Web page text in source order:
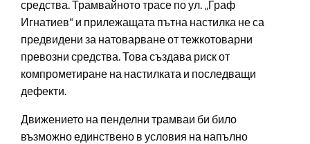
средства. Трамвайното трасе по ул. „Граф
Игнатиев“ и прилежащата пътна настилка не са
предвидени за натоварване от тежкотоварни
превозни средства. Това създава риск от
компрометиране на настилката и последващи
дефекти.
Движението на пенделни трамваи би било
възможно единствено в условия на напълно